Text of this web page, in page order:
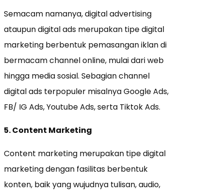
Semacam namanya, digital advertising
ataupun digital ads merupakan tipe digital
marketing berbentuk pemasangan iklan di
bermacam channel online, mulai dari web
hingga media sosial. Sebagian channel
digital ads terpopuler misalnya Google Ads,
FB/ IG Ads, Youtube Ads, serta Tiktok Ads.
5. Content Marketing
Content marketing merupakan tipe digital
marketing dengan fasilitas berbentuk
konten, baik yang wujudnya tulisan, audio,